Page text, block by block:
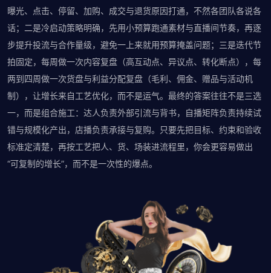
曝光、点击、停留、加购、成交与退货原因打通，不然各团队各说各
话；二是冷启动策略明确，先用小预算跑通素材与直播间节奏，再逐
步提升投流与合作量级，避免一上来就用预算掩盖问题；三是迭代节
拍固定，每周做一次内容复盘（高互动点、异议点、转化断点），每
两到四周做一次货盘与利益分配复盘（毛利、佣金、赠品与活动机
制），让增长来自工艺优化，而不是运气。最终的答案往往不是三选
一，而是组合施工：达人负责外部引流与背书，自播矩阵负责持续试
错与规模化产出，店播负责承接与复购。只要先把目标、约束和验收
标准定清楚，再按工艺把人、货、场装进流程里，你会更容易做出
“可复制的增长”，而不是一次性的爆点。